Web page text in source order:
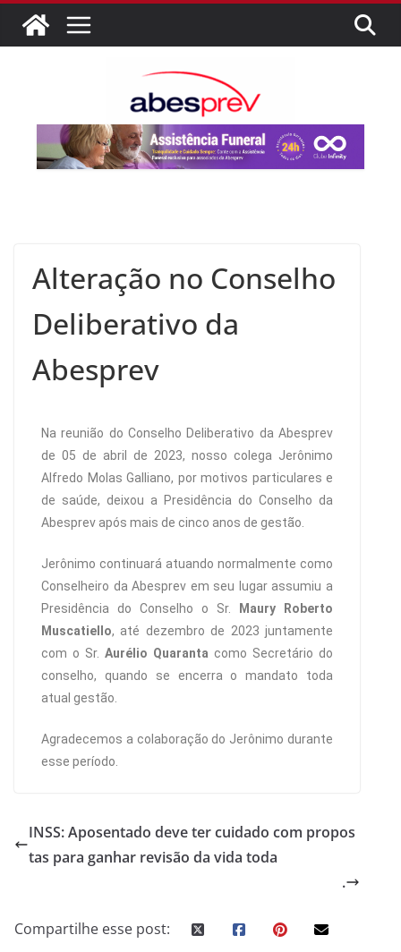
Alteração no Conselho
Deliberativo da
Abesprev
Na reunião do Conselho Deliberativo da Abesprev
de 05 de abril de 2023, nosso colega Jerônimo
Alfredo Molas Galliano, por motivos particulares e
de saúde, deixou a Presidência do Conselho da
Abesprev após mais de cinco anos de gestão.
Jerônimo continuará atuando normalmente como
Conselheiro da Abesprev em seu lugar assumiu a
Presidência do Conselho o Sr.
Maury Roberto
Muscatiello, até dezembro de 2023 juntamente
com o Sr. Aurélio Quaranta como Secretário do
conselho, quando se encerra o mandato toda
atual gestão.
Agradecemos a colaboração do Jerônimo durante
esse período.
INSS: Aposentado deve ter cuidado com propos
tas para ganhar revisão da vida toda
.
Compartilhe esse post: